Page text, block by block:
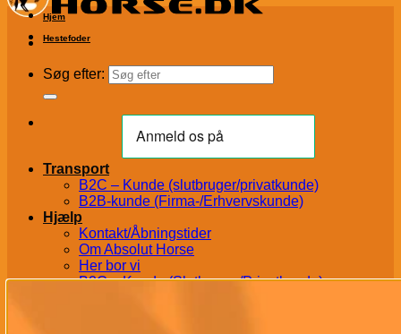
Søg efter:
Transport
B2C – Kunde (slutbruger/privatkunde)
B2B-kunde (Firma-/Erhvervskunde)
Hjælp
Kontakt/Åbningstider
Om Absolut Horse
Her bor vi
B2C – Kunde (Slutbruger/Privatkunde)
Hjem
Hestefoder